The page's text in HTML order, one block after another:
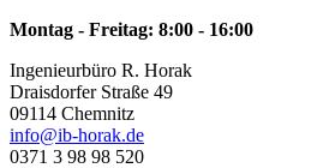
Montag - Freitag: 8:00 - 16:00
Ingenieurbüro R. Horak
Draisdorfer Straße 49
09114 Chemnitz
info@ib-horak.de
0371 3 98 98 520